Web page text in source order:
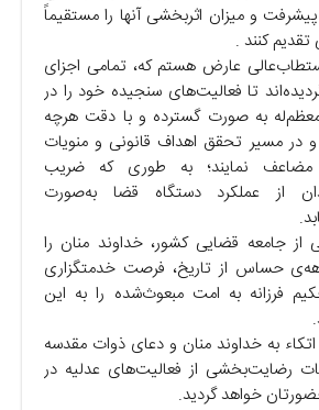
و میزان اثربخشی آنها را مستقیماً
کنند .
عارض هستم که، تمامی اجزای
تا فعالیت‌های سنجیده خود را در
به صورت گسترده و با دقت هرچه
و در مسیر تحقق اهداف قانونی و منویات
مضاعف نمایند؛ به طوری که ضریب
از عملکرد دستگاه قضا به‌صورت
از جامعه قضایی کشور، خداوند منان را
حساس از تاریخ، فرصت خدمتگزاری
فرزانه به امت مبعوث‌شده را به این
اتکاء به خداوند منان و دعای ذوات مقدسه
رضایت‌بخشی از فعالیت‌های عدلیه در
خواهد گردید.